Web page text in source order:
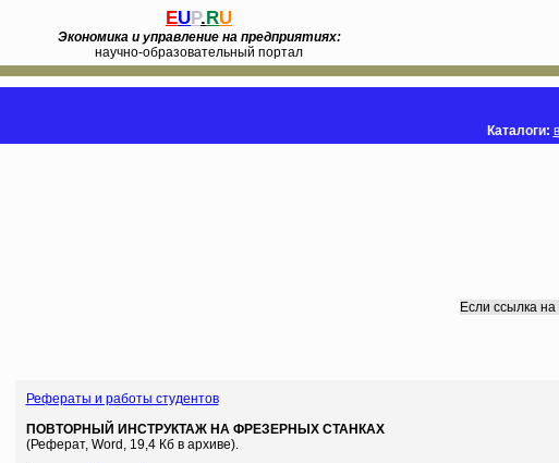
EUP.RU
Экономика и управление на предприятиях:
научно-образовательный портал
Каталоги:
Если ссылка
Рефераты и работы студентов
ПОВТОРНЫЙ ИНСТРУКТАЖ НА ФРЕЗЕРНЫХ СТАНКАХ
(Реферат, Word, 19,4 Кб в архиве).